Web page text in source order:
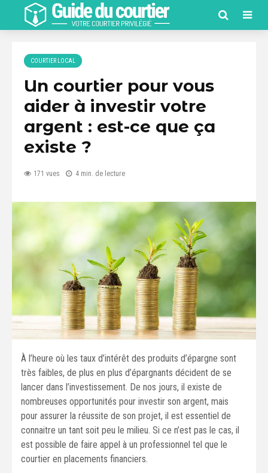
COURTIER LOCAL
Un courtier pour vous
aider à investir votre
argent : est-ce que ça
existe ?
171 vues 4 min. de lecture
À l’heure où les taux d’intérêt des produits d’épargne sont
très faibles, de plus en plus d’épargnants décident de se
lancer dans l’investissement. De nos jours, il existe de
nombreuses opportunités pour investir son argent, mais
pour assurer la réussite de son projet, il est essentiel de
connaitre un tant soit peu le milieu. Si ce n’est pas le cas, il
est possible de faire appel à un professionnel tel que le
courtier en placements financiers.